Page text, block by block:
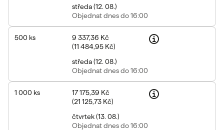
středa(12. 08.)
Objednatdnes do 16:00
500 ks
9 337,36 Kč
(11 484,95 Kč)
středa(12. 08.)
Objednatdnes do 16:00
1 000 ks
17 175,39 Kč
(21 125,73 Kč)
čtvrtek(13. 08.)
Objednatdnes do 16:00